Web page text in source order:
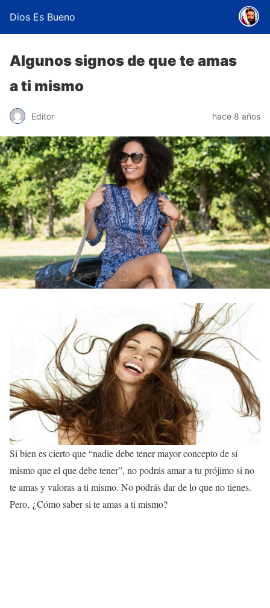
Dios Es Bueno
Algunos signos de que te amas
a ti mismo
Editor hace 8 años
Si bien es cierto que “nadie debe tener mayor concepto de sí
mismo que el que debe tener”, no podrás amar a tu prójimo si no
te amas y valoras a ti mismo. No podrás dar de lo que no tienes.
Pero, ¿Cómo saber si te amas a ti mismo?